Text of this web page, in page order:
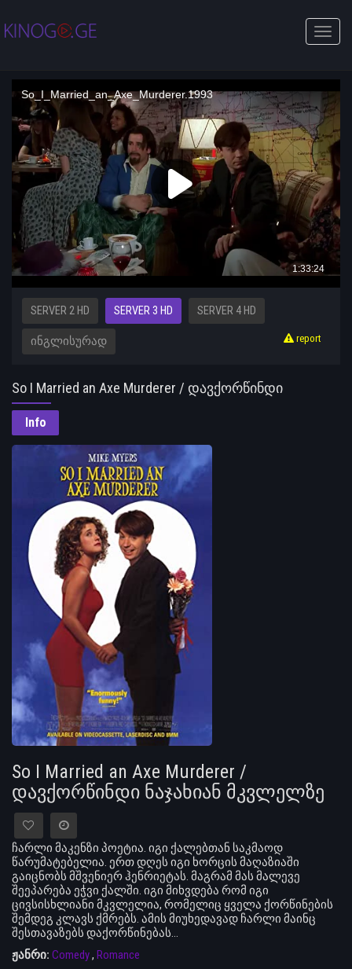
Toggle
SERVER 2 HD SERVER 3 HD SERVER 4 HD
ᲘᲜᲒᲚᲘᲡᲣᲠᲐᲓ report
So I Married an Axe Murderer / დავქორწინდი
ნაჯახიან მკვლელზე
Info
So I Married an Axe Murderer /
დავქორწინდი ნაჯახიან მკვლელზე
ჩარლი მაკენზი პოეტია. იგი ქალებთან საკმაოდ
წარუმატებელია. ერთ დღეს იგი ხორცის მაღაზიაში
გაიცნობს მშვენიერ ჰენრიეტას. მაგრამ მას მალევე
შეეპარება ეჭვი ქალში. იგი მიხვდება რომ იგი
ცივსისხლიანი მკვლელია, რომელიც ყველა ქორწინების
შემდეგ კლავს ქმრებს. ამის მიუხედავად ჩარლი მაინც
შესთავაზებს დაქორწინებას...
ჟანრი: Comedy, Romance